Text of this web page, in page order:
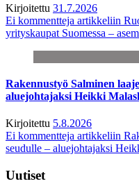
Kirjoitettu 31.7.2026
Ei kommentteja artikkeliin
yrityskaupat Suomessa –
Rakennustyö Salminen
aluejohtajaksi Heikki
Kirjoitettu 5.8.2026
Ei kommentteja artikkeliin
seudulle – aluejohtajaksi
Uutiset